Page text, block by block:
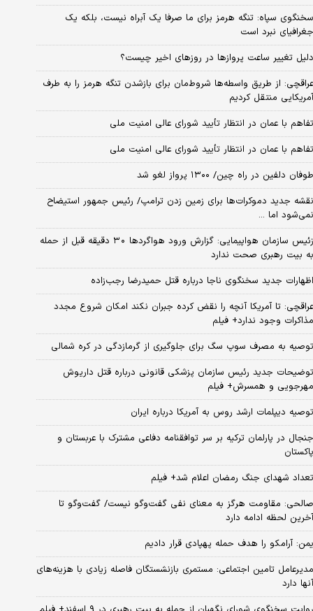
سخنگوی سپاه: تنگه هرمز برای ما صرفا یک آبراه نیست، بلکه یک
جغرافیای نبرد است
دلیل تغییر ساعت پروازها در روزهای اخیر چیست؟
عراقچی: از طریق واسطه‌ها شروط‌مان برای بازشدن تنگه هرمز را به طرف
آمریکایی منتقل کردیم
تفاهم با عمان در انتظار تأیید شورای عالی امنیت ملی
تفاهم با عمان در انتظار تأیید شورای عالی امنیت ملی
طوفان دلفین در راه چین/ ۱۳۰۰ پرواز لغو شد
نقشه جدید دموکرات‌ها برای زمین زدن ترامپ/ رئیس جمهور استیضاح
نمی‌شود اما ...
زئیس سازمان هواپیمایی: گزارش ورود هواگردها ٣٠ دقیقه قبل از حمله
به بیت رهبری صحت ندارد
اظهارات جدید سخنگوی ناجا درباره قتل حمیدرضا رجب‌زاده
عراقچی: تا آمریکا آنچه را نقض کرده جبران نکند امکان شروع مجدد
مذاکرات وجود ندارد+ فیلم
توصیه به مصرف سوپ سگ برای جلوگیری از گرمازدگی در کره شمالی
توضیحات جدید رئیس سازمان پزشکی قانونی درباره قتل داریوش
مهرجویی و همسرش+ فیلم
توصیه دیپلمات ارشد روس به آمریکا درباره ایران
جنجال در پارلمان ترکیه بر سر توافقنامه دفاعی مشترک با عربستان و
پاکستان
تعداد شهدای جنگ رمضان اعلام شد+ فیلم
صالحی: مقاومت هرگز به معنای نفی گفت‌وگو نیست/ گفت‌وگو تا
آخرین لحظه ادامه دارد
یمن: آرامکو را هدف حمله پهپادی قرار دادیم
مدیرعامل تامین اجتماعی: مستمری بازنشستگان فاصله زیادی با هزینه‌های
آنها دارد